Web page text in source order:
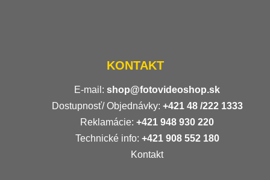
KONTAKT
E-mail: shop@fotovideoshop.sk
Dostupnosť/ Objednávky: +421 48 /222 1333
Reklamácie: +421 948 930 220
Technické info: +421 908 552 180
Kontakt